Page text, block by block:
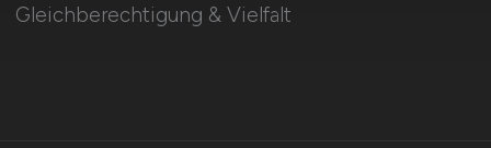
Gleichberechtigung & Vielfalt